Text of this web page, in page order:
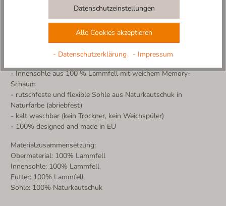
Füßen etwas Gutes gönnen möchten.
Weitere Produktdetails:
- Obermaterial aus 100% Lammfell in Teddyoptik
- atmungsaktiv und temperaturregulierend
- Innensohle aus 100 % Lammfell mit weichem Memory-
Schaum
- rutschfeste und flexible Sohle aus Naturkautschuk in
Naturfarbe (abriebfest)
- kalt waschbar (kein Trockner, kein Weichspüler)
- 100% designed and made in EU
Materialzusammensetzung:
Obermaterial: 100% Lammfell
Innensohle: 100% Lammfell
Futter: 100% Lammfell
Sohle: 100% Naturkautschuk
Datenschutzeinstellungen
Alle Cookies akzeptieren
- Datenschutzerklärung - Impressum